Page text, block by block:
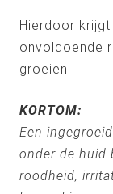
Hierdoor
onvoldoende
groeien.
KORTOM:
Een
onder de huid
roodheid,